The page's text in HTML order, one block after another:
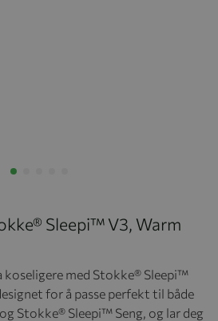
Sleepi™ V3, Warm
koseligere med Stokke® Sleepi™
for å passe perfekt til både
Stokke® Sleepi™ Seng, og lar deg